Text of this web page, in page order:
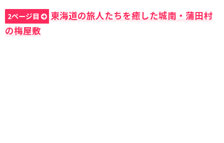
2ページ目
東海道の旅人たちを癒した城南・蒲田村
の梅屋敷